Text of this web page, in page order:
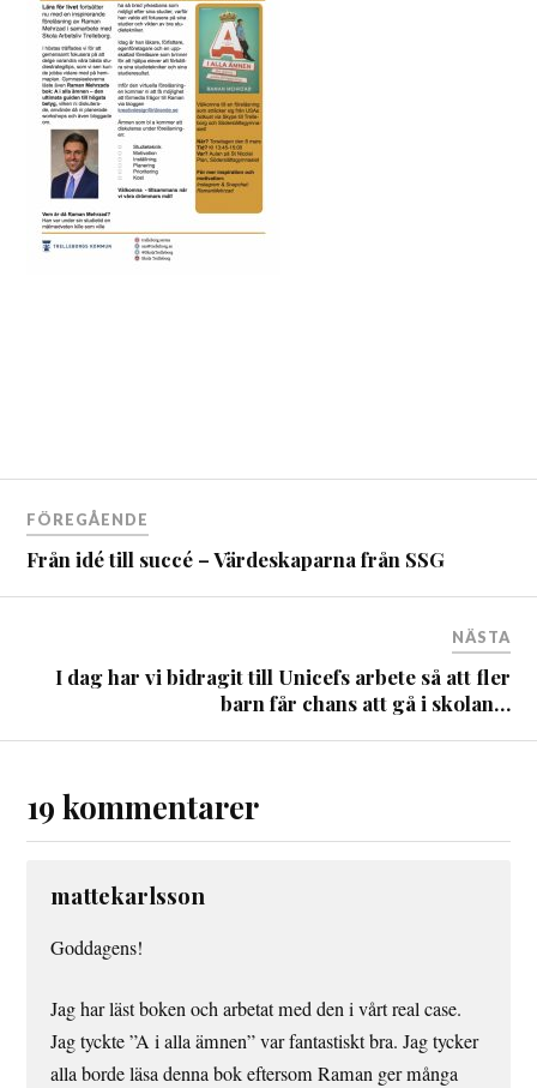
FÖREGÅENDE
Från idé till succé – Värdeskaparna från SSG
NÄSTA
I dag har vi bidragit till Unicefs arbete så att fler
barn får chans att gå i skolan…
19 kommentarer
mattekarlsson
Goddagens!
Jag har läst boken och arbetat med den i vårt real case.
Jag tyckte ”A i alla ämnen” var fantastiskt bra. Jag tycker
alla borde läsa denna bok eftersom Raman ger många